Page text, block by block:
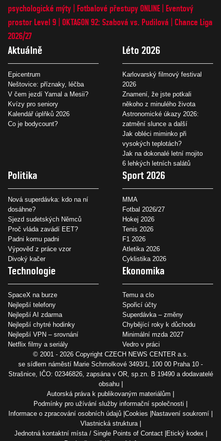
psychologické mýty
Fotbalové přestupy ONLINE
Eventový
prostor Level 9 OKTAGON 92: Szabová vs. Pudilová
Chance Liga
2026/27
Aktuálně
Epicentrum
Neštovice: příznaky, léčba
V čem jezdí Yamal a Mesii?
Kvízy pro seniory
Kalendář úplňků 2026
Co je bodycount?
Léto 2026
Karlovarský filmový festival
2026
Znamení, že jste potkali
někoho z minulého života
Astronomické úkazy 2026:
zatmění slunce a další
Jak obléci miminko při
vysokých teplotách?
Jak na dokonalé letní mojito
6 lehkých letních salátů
Politika
Nová superdávka: kdo na ní
dosáhne?
Sjezd sudetských Němců
Proč vláda zavádí EET?
Padni komu padni
Výpověď z práce vzor
Divoký kačer
Sport 2026
MMA
Fotbal 2026/27
Hokej 2026
Tenis 2026
F1 2026
Atletika 2026
Cyklistika 2026
Technologie
SpaceX na burze
Nejlepší telefony
Nejlepší AI zdarma
Nejlepší chytré hodinky
Nejlepší VPN – srovnání
Netflix filmy a seriály
Ekonomika
Temu a clo
Spořicí účty
Superdávka – změny
Chybějící roky k důchodu
Minimální mzda 2027
Vedro v práci
© 2001 - 2026 Copyright CZECH NEWS CENTER a.s.
se sídlem náměstí Marie Schmolkové 3493/1, 100 00 Praha 10 -
Strašnice, IČO: 02346826, zapsána v OR, sp.zn. B 19490 a dodavatelé
obsahu
Autorská práva k publikovaným materiálům
Podmínky pro užívání služby informační společnosti
Informace o zpracování osobních údajů Cookies Nastavení soukromí
Vlastnická struktura
Jednotná kontaktní místa / Single Points of Contact Etický kodex